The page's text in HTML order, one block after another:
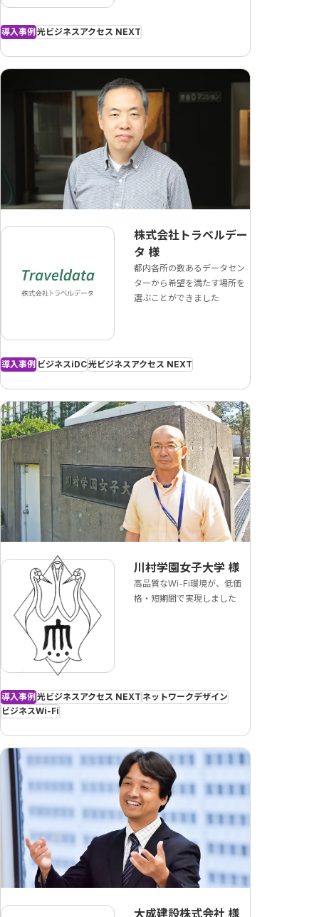
導入事例 光ビジネスアクセス NEXT
株式会社トラベルデー
タ 様
都内各所の数あるデータセン
ターから希望を満たす場所を
選ぶことができました
導入事例 ビジネスiDC光ビジネスアクセス NEXT
川村学園女子大学 様
高品質なWi-Fi環境が、低価
格・短期間で実現しました
導入事例光ビジネスアクセス NEXT ネットワークデザイン
ビジネスWi-Fi
大成建設株式会社 様